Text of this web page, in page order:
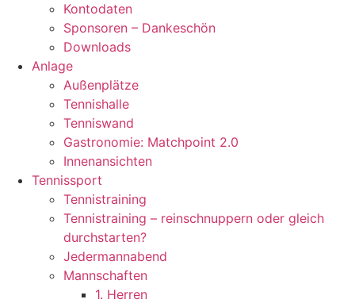
Kontodaten
Sponsoren – Dankeschön
Downloads
Anlage
Außenplätze
Tennishalle
Tenniswand
Gastronomie: Matchpoint 2.0
Innenansichten
Tennissport
Tennistraining
Tennistraining – reinschnuppern oder gleich
durchstarten?
Jedermannabend
Mannschaften
1. Herren